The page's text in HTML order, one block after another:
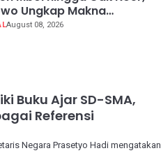
Ungkap Makna
Bekerja, Cintai
August 08, 2026
Buku Ajar SD-SMA,
Referensi
Negara Prasetyo Hadi mengatakan